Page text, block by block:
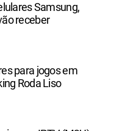
Samsung,
receber
para jogos em
Roda Liso